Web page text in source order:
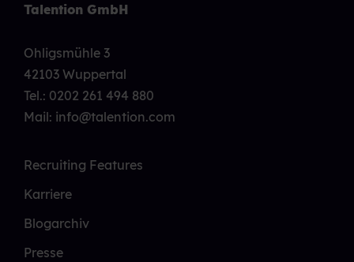
Talention GmbH
Ohligsmühle 3
42103 Wuppertal
Tel.: 0202 261 494 880
Mail: info@talention.com
Recruiting Features
Karriere
Blogarchiv
Presse